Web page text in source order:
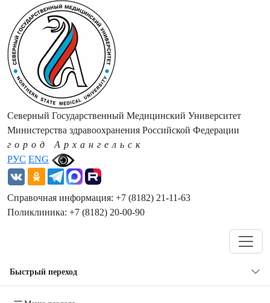
РУС ENG
Северный Государственный Медицинский Университет
Министерства здравоохранения Российской Федерации
город Архангельск
Справочная информация: +7 (8182) 21-11-63
Поликлиника: +7 (8182) 20-00-90
Быстрый переход